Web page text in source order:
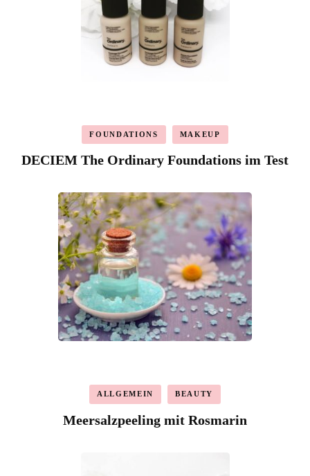
FOUNDATIONS MAKEUP
DECIEM The Ordinary Foundations im Test
ALLGEMEIN BEAUTY
Meersalzpeeling mit Rosmarin